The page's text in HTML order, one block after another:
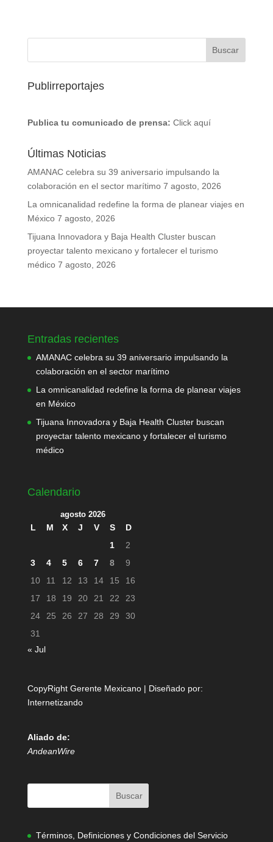
Publirreportajes
Publica tu comunicado de prensa: Click aquí
Últimas Noticias
AMANAC celebra su 39 aniversario impulsando la
colaboración en el sector marítimo 7 agosto, 2026
La omnicanalidad redefine la forma de planear viajes en
México 7 agosto, 2026
Tijuana Innovadora y Baja Health Cluster buscan
proyectar talento mexicano y fortalecer el turismo
médico 7 agosto, 2026
Entradas recientes
AMANAC celebra su 39 aniversario impulsando la
colaboración en el sector marítimo
La omnicanalidad redefine la forma de planear viajes
en México
Tijuana Innovadora y Baja Health Cluster buscan
proyectar talento mexicano y fortalecer el turismo
médico
Calendario
agosto 2026
L M X J V S
D
1
2
3
4 5 6 7 8
9
10
11 12 13 14 15
16
17
18 19 20 21 22
23
24
25 26 27 28 29
30
31
« Jul
CopyRight Gerente Mexicano | Diseñado por:
Internetizando
Aliado de:
AndeanWire
Términos, Definiciones y Condiciones del Servicio